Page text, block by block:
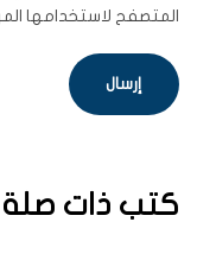
المتصفح لاستخدامها
كتب ذات صلة